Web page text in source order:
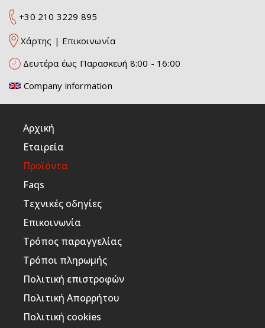
+30 210 3229 895
Χάρτης | Επικοινωνία
Δευτέρα έως Παρασκευή 8:00 - 16:00
Company information
Αρχική
Εταιρεία
Προϊόντα
Faqs
Τεχνικές οδηγίες
Επικοινωνία
Τρόπος παραγγελίας
Τρόποι πληρωμής
Πολιτική επιστροφών
Πολιτική Απορρήτου
Πολιτική cookies